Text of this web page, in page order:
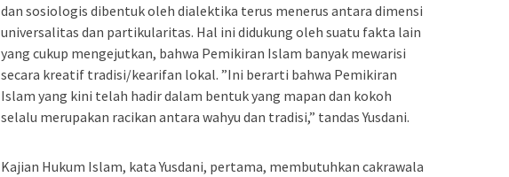
dan sosiologis dibentuk oleh dialektika terus menerus antara dimensi
universalitas dan partikularitas. Hal ini didukung oleh suatu fakta lain
yang cukup mengejutkan, bahwa Pemikiran Islam banyak mewarisi
secara kreatif tradisi/kearifan lokal. ”Ini berarti bahwa Pemikiran
Islam yang kini telah hadir dalam bentuk yang mapan dan kokoh
selalu merupakan racikan antara wahyu dan tradisi,” tandas Yusdani.
Kajian Hukum Islam, kata Yusdani, pertama, membutuhkan cakrawala